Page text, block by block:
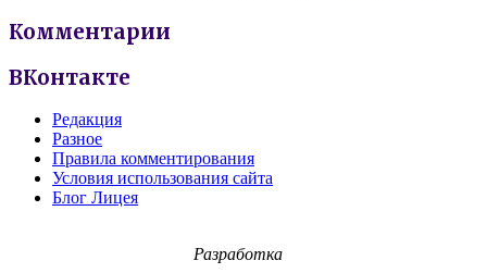
Комментарии
ВКонтакте
Редакция
Разное
Правила комментирования
Условия использования сайта
Блог Лицея
Разработка